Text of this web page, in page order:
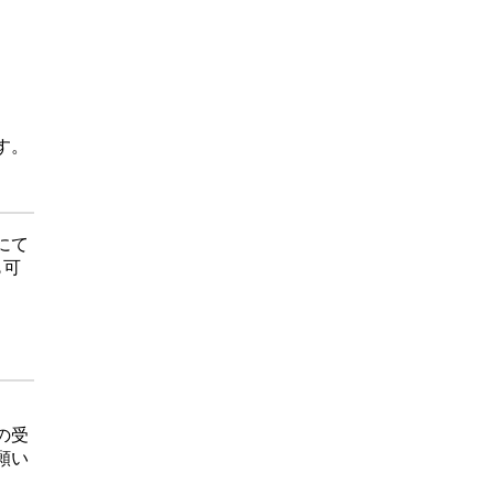
て
可
受
い